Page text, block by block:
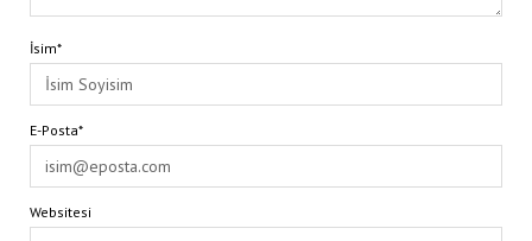
İsim*
E-Posta*
Websitesi